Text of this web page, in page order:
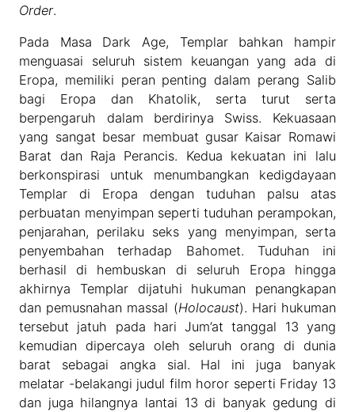
Order.
Pada Masa Dark Age, Templar bahkan hampir
menguasai seluruh sistem keuangan yang ada di
Eropa, memiliki peran penting dalam perang Salib
bagi Eropa dan Khatolik, serta turut serta
berpengaruh dalam berdirinya Swiss. Kekuasaan
yang sangat besar membuat gusar Kaisar Romawi
Barat dan Raja Perancis. Kedua kekuatan ini lalu
berkonspirasi untuk menumbangkan kedigdayaan
Templar di Eropa dengan tuduhan palsu atas
perbuatan menyimpan seperti tuduhan perampokan,
penjarahan, perilaku seks yang menyimpan, serta
penyembahan terhadap Bahomet. Tuduhan ini
berhasil di hembuskan di seluruh Eropa hingga
akhirnya Templar dijatuhi hukuman penangkapan
dan pemusnahan massal (Holocaust). Hari hukuman
tersebut jatuh pada hari Jum’at tanggal 13 yang
kemudian dipercaya oleh seluruh orang di dunia
barat sebagai angka sial. Hal ini juga banyak
melatar -belakangi judul film horor seperti Friday 13
dan juga hilangnya lantai 13 di banyak gedung di